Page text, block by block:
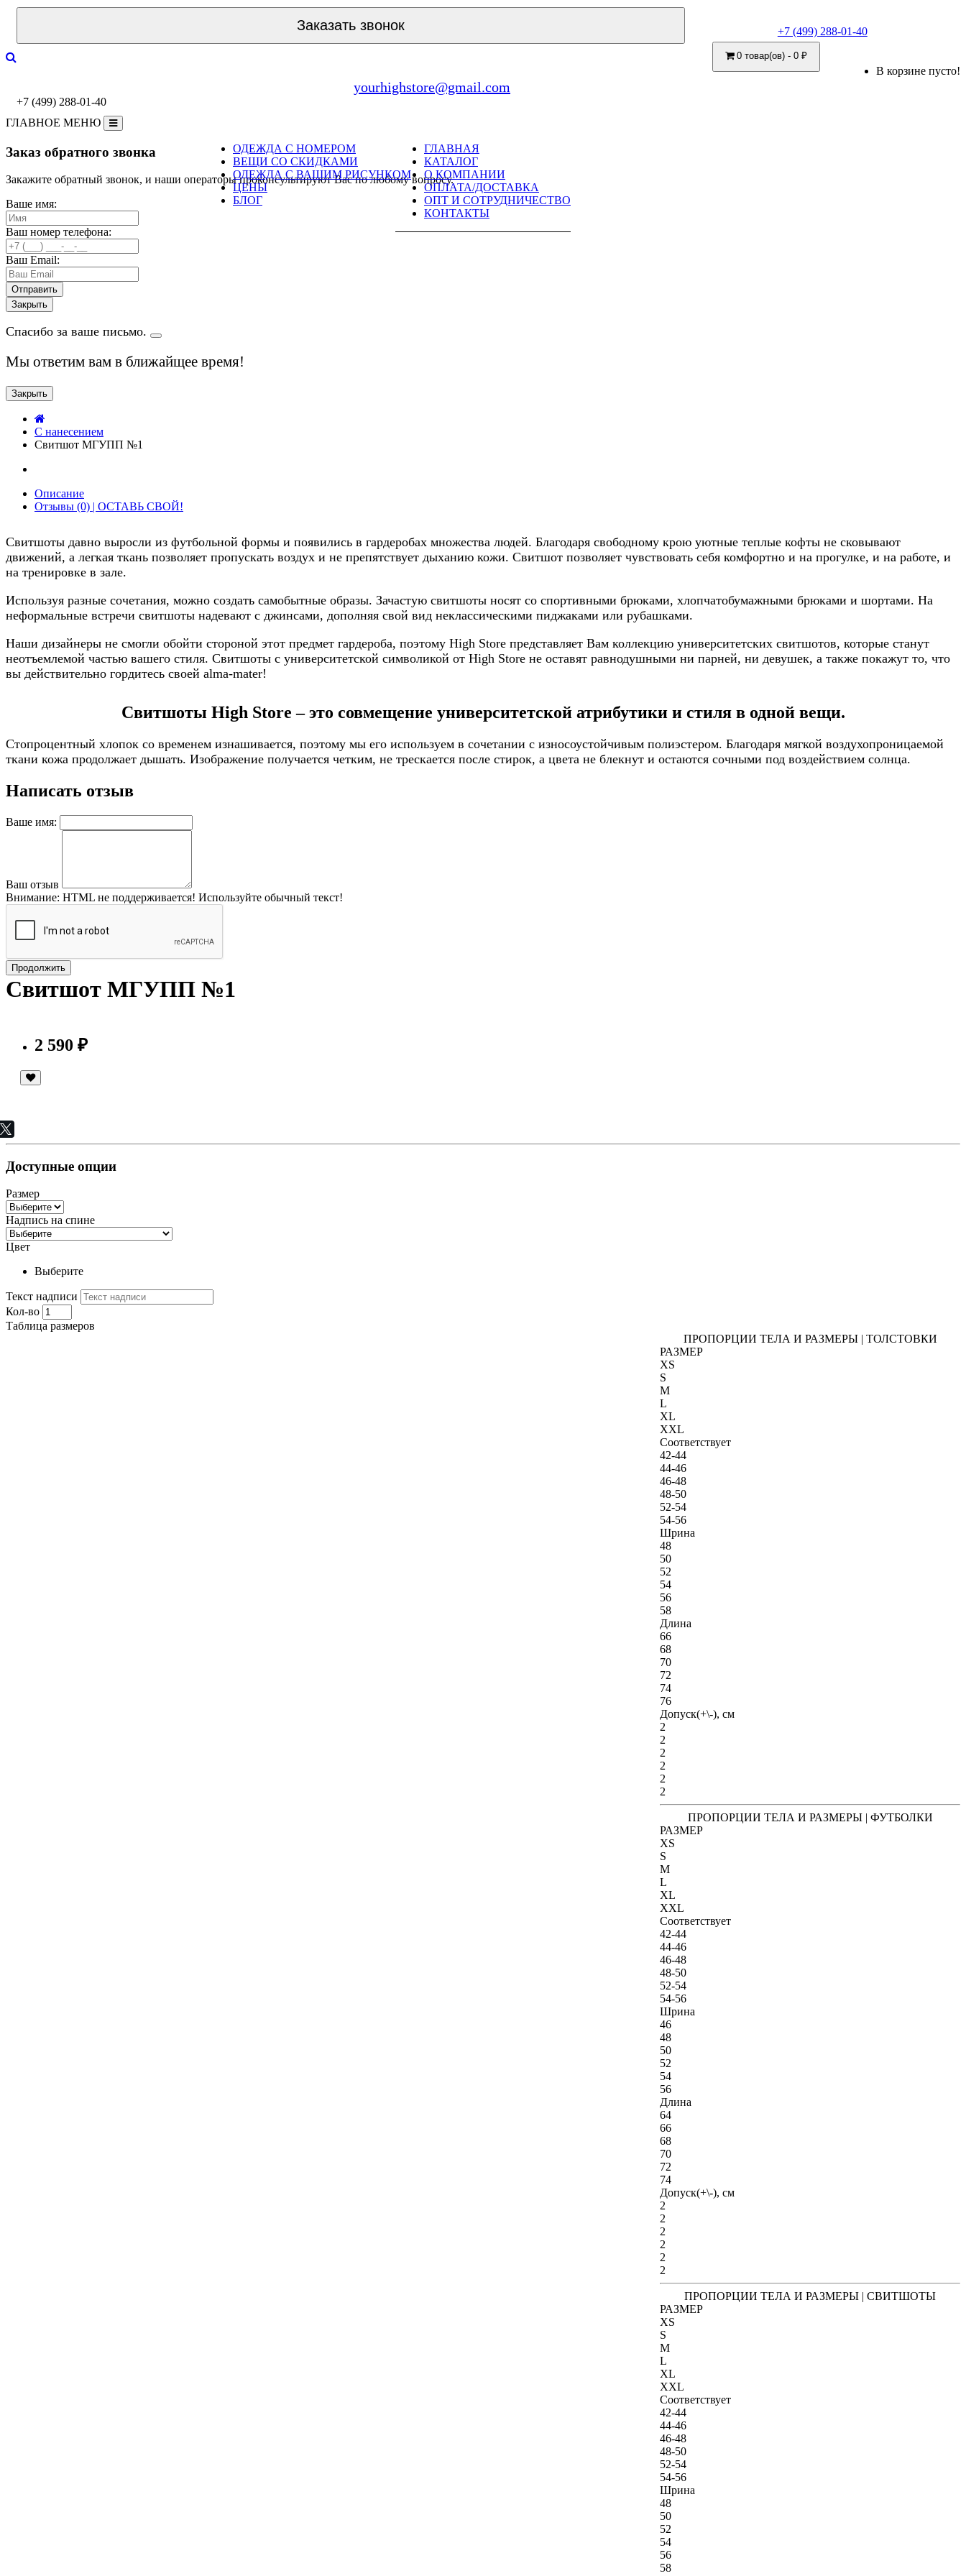
Заказать звонок +7 (499) 288-01-40
0 товар(ов) - 0 ₽
В корзине пусто!
yourhighstore@gmail.com
+7 (499) 288-01-40
ГЛАВНОЕ МЕНЮ
ГЛАВНАЯ
КАТАЛОГ
О КОМПАНИИ
ОПЛАТА/ДОСТАВКА
ОПТ И СОТРУДНИЧЕСТВО
КОНТАКТЫ
ОДЕЖДА С НОМЕРОМ
ВЕЩИ СО СКИДКАМИ
ОДЕЖДА С ВАШИМ РИСУНКОМ
ЦЕНЫ
БЛОГ
Заказ обратного звонка
Закажите обратный звонок, и наши операторы проконсультируют Вас по любому вопросу.
Ваше имя:
Ваш номер телефона:
Ваш Email:
Закрыть
Спасибо за ваше письмо.
Мы ответим вам в ближайщее время!
Закрыть
C нанесением
Свитшот МГУПП №1
Описание
Отзывы (0) | ОСТАВЬ СВОЙ!
Свитшоты давно выросли из футбольной формы и появились в гардеробах множества людей. Благодаря свободному крою уютные теплые кофты не сковывают
движений, а легкая ткань позволяет пропускать воздух и не препятствует дыханию кожи. Свитшот позволяет чувствовать себя комфортно и на прогулке, и на работе, и
на тренировке в зале.
Используя разные сочетания, можно создать самобытные образы. Зачастую свитшоты носят со спортивными брюками, хлопчатобумажными брюками и шортами. На
неформальные встречи свитшоты надевают с джинсами, дополняя свой вид неклассическими пиджаками или рубашками.
Наши дизайнеры не смогли обойти стороной этот предмет гардероба, поэтому High Store представляет Вам коллекцию университетских свитшотов, которые станут
неотъемлемой частью вашего стиля. Свитшоты с университетской символикой от High Store не оставят равнодушными ни парней, ни девушек, а также покажут то, что
вы действительно гордитесь своей alma-mater!
Свитшоты High Store – это совмещение университетской атрибутики и стиля в одной вещи.
Стопроцентный хлопок со временем изнашивается, поэтому мы его используем в сочетании с износоустойчивым полиэстером. Благодаря мягкой воздухопроницаемой
ткани кожа продолжает дышать. Изображение получается четким, не трескается после стирок, а цвета не блекнут и остаются сочными под воздействием солнца.
Написать отзыв
Ваше имя:
Ваш отзыв
Внимание: HTML не поддерживается! Используйте обычный текст!
Продолжить
Свитшот МГУПП №1
2 590 ₽
Доступные опции
Размер
Надпись на спине
Цвет
Выберите
Текст надписи
Кол-во
Таблица размеров
ПРОПОРЦИИ ТЕЛА И РАЗМЕРЫ | ТОЛСТОВКИ
РАЗМЕР
XS
S
M
L
XL
XXL
Соответствует
42-44
44-46
46-48
48-50
52-54
54-56
Шрина
48
50
52
54
56
58
Длина
66
68
70
72
74
76
Допуск(+\-), см
2
2
2
2
2
2
ПРОПОРЦИИ ТЕЛА И РАЗМЕРЫ | ФУТБОЛКИ
РАЗМЕР
XS
S
M
L
XL
XXL
Соответствует
42-44
44-46
46-48
48-50
52-54
54-56
Шрина
46
48
50
52
54
56
Длина
64
66
68
70
72
74
Допуск(+\-), см
2
2
2
2
2
2
ПРОПОРЦИИ ТЕЛА И РАЗМЕРЫ | СВИТШОТЫ
РАЗМЕР
XS
S
M
L
XL
XXL
Соответствует
42-44
44-46
46-48
48-50
52-54
54-56
Шрина
48
50
52
54
56
58